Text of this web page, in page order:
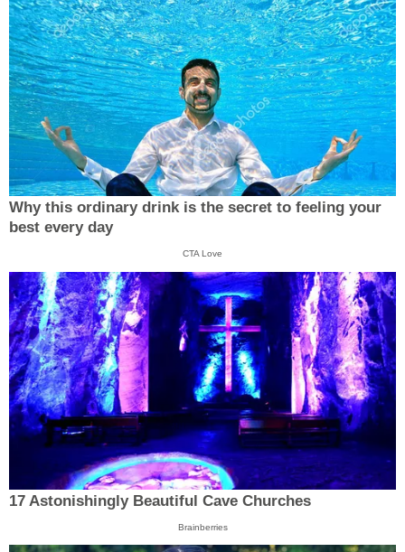
Why this ordinary drink is the secret to feeling your
best every day
CTA Love
17 Astonishingly Beautiful Cave Churches
Brainberries